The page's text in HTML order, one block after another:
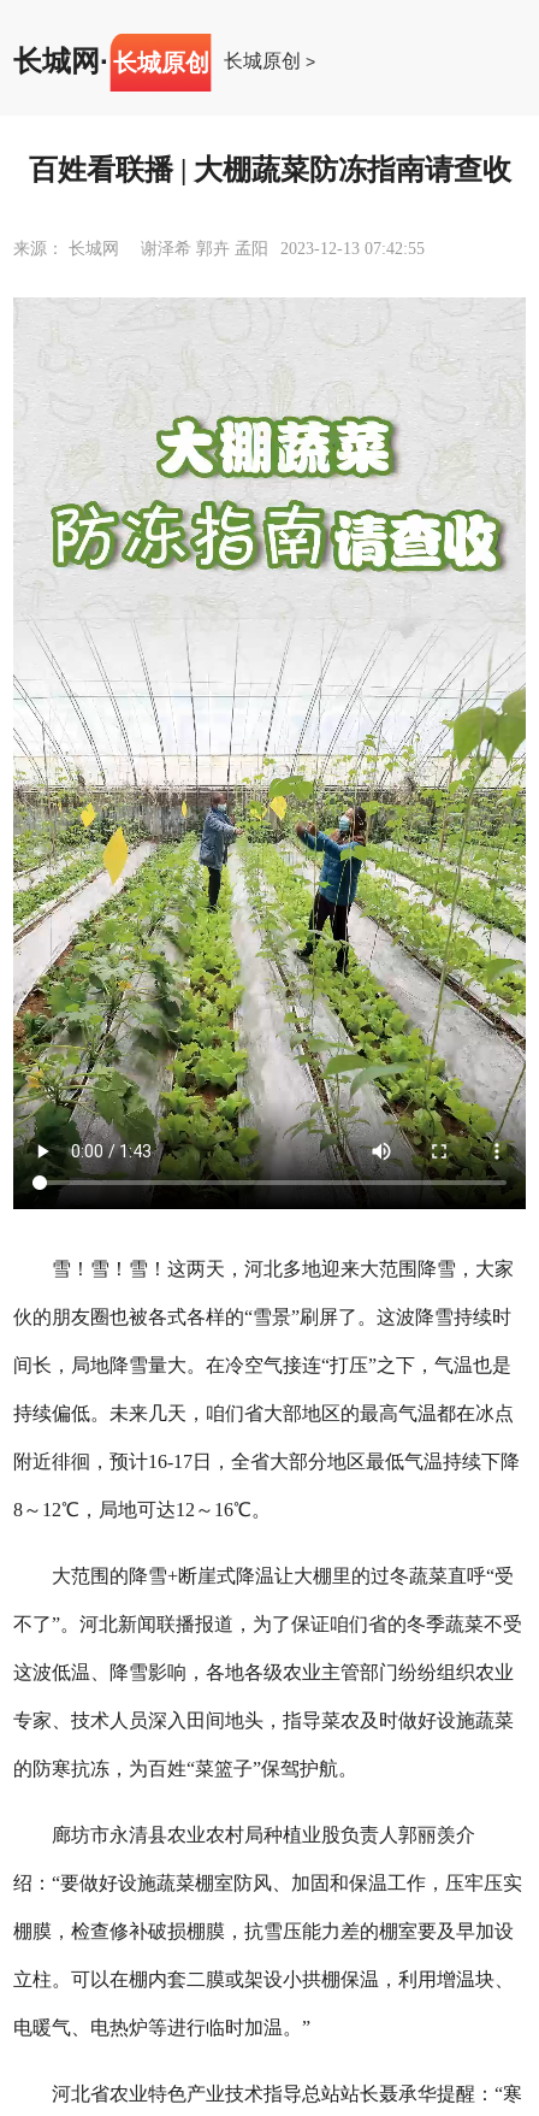
长城网· 长城原创 长城原创 >
百姓看联播 | 大棚蔬菜防冻指南请查收
来源： 长城网 谢泽希 郭卉 孟阳 2023-12-13 07:42:55
雪！雪！雪！这两天，河北多地迎来大范围降雪，大家
伙的朋友圈也被各式各样的“雪景”刷屏了。这波降雪持续时
间长，局地降雪量大。在冷空气接连“打压”之下，气温也是
持续偏低。未来几天，咱们省大部地区的最高气温都在冰点
附近徘徊，预计16-17日，全省大部分地区最低气温持续下降
8～12℃，局地可达12～16℃。
大范围的降雪+断崖式降温让大棚里的过冬蔬菜直呼“受
不了”。河北新闻联播报道，为了保证咱们省的冬季蔬菜不受
这波低温、降雪影响，各地各级农业主管部门纷纷组织农业
专家、技术人员深入田间地头，指导菜农及时做好设施蔬菜
的防寒抗冻，为百姓“菜篮子”保驾护航。
廊坊市永清县农业农村局种植业股负责人郭丽羡介
绍：“要做好设施蔬菜棚室防风、加固和保温工作，压牢压实
棚膜，检查修补破损棚膜，抗雪压能力差的棚室要及早加设
立柱。可以在棚内套二膜或架设小拱棚保温，利用增温块、
电暖气、电热炉等进行临时加温。”
河北省农业特色产业技术指导总站站长聂承华提醒：“寒